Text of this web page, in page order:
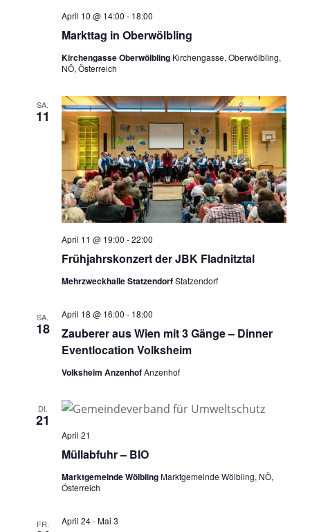
Markttag in Oberwölbling
April 10 @ 14:00 - 18:00
Kirchengasse Oberwölbling Kirchengasse, Oberwölbling,
NÖ, Österreich
SA.
11
Frühjahrskonzert der JBK Fladnitztal
April 11 @ 19:00 -22:00
Mehrzweckhalle StatzendorfStatzendorf
SA.
18
Zauberer aus Wien mit 3 Gänge – Dinner
Eventlocation Volksheim
April 18 @ 16:00 - 18:00
Volksheim AnzenhofAnzenhof
DI.
21
Müllabfuhr – BIO
April 21
Marktgemeinde WölblingMarktgemeinde Wölbling, NÖ,
Österreich
FR. April 24-Mai 3